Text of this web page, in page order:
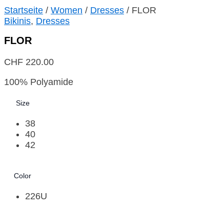
Startseite / Women / Dresses / FLOR
Bikinis, Dresses
FLOR
CHF 220.00
100% Polyamide
Size
38
40
42
Color
226U